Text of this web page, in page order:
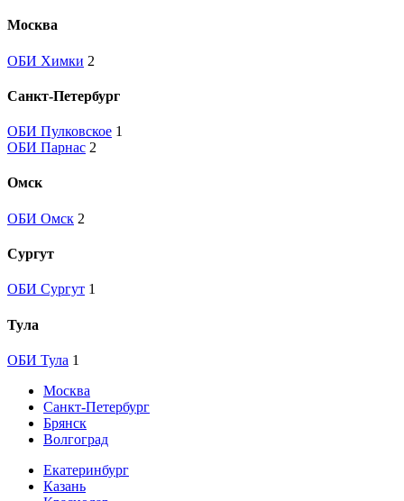
Москва
ОБИ Химки 2
Санкт-Петербург
ОБИ Пулковское 1
ОБИ Парнас 2
Омск
ОБИ Омск 2
Сургут
ОБИ Сургут 1
Тула
ОБИ Тула 1
Москва
Санкт-Петербург
Брянск
Волгоград
Екатеринбург
Казань